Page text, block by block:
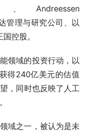
Andreessen
管理与研究公司、以
控股。
领域的投资行动，以
得240亿美元的估值
，同时也反映了人工
域之一，被认为是未